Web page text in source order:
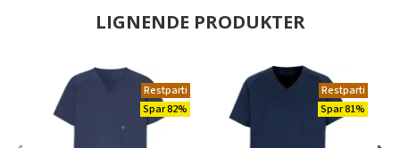
LIGNENDE PRODUKTER
Restparti
Spar 82%
Restparti
Spar 81%